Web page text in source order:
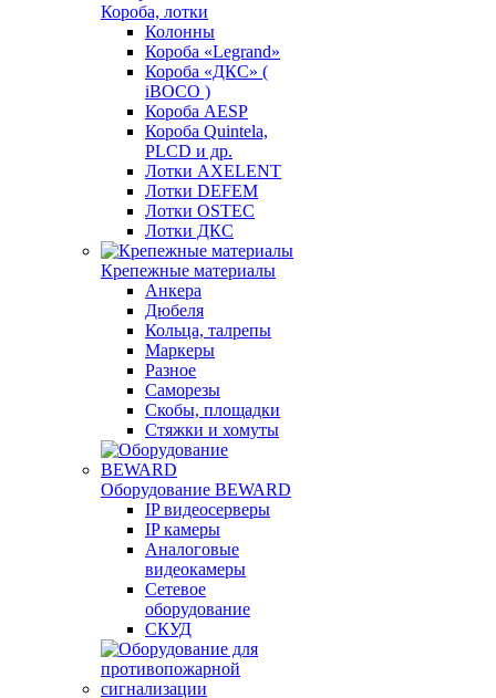
Короба, лотки
Колонны
Короба «Legrand»
Короба «ДКС» (
iBOCO )
Короба AESP
Короба Quintela,
PLCD и др.
Лотки AXELENT
Лотки DEFEM
Лотки OSTEC
Лотки ДКС
Крепежные материалы
Анкера
Дюбеля
Кольца, талрепы
Маркеры
Разное
Саморезы
Скобы, площадки
Стяжки и хомуты
Оборудование BEWARD
IP видеосерверы
IP камеры
Аналоговые
видеокамеры
Сетевое
оборудование
СКУД